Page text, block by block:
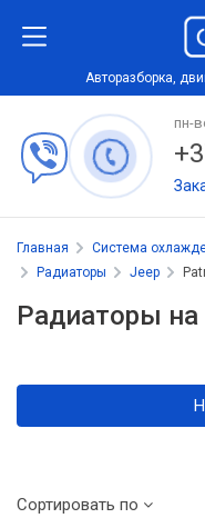
Авторазборка,
пн-
Главная Система
Радиаторы
Jeep
Радиаторы
Сортировать по